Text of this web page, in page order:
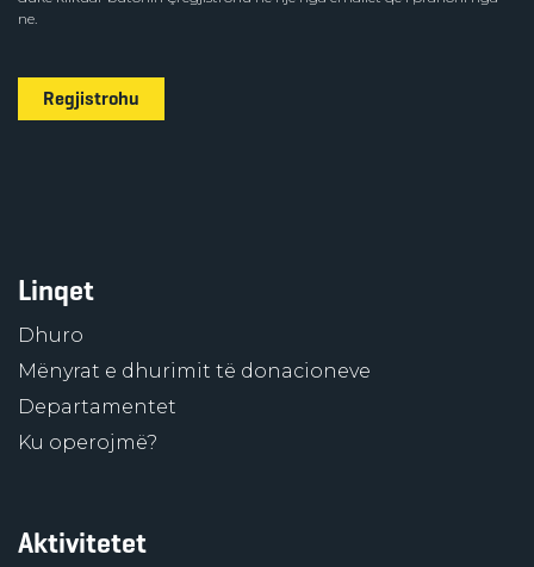
ne.
Regjistrohu
Linqet
Dhuro
Mënyrat e dhurimit të donacioneve
Departamentet
Ku operojmë?
Aktivitetet